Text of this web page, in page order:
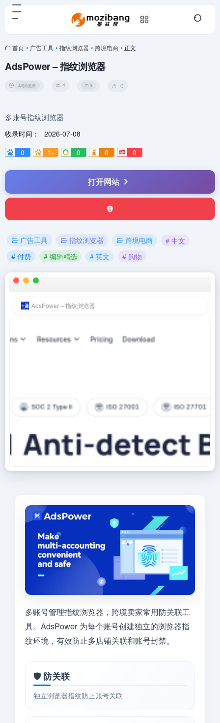
首页 • 广告工具 • 指纹浏览器 • 跨境电商 • 正文
AdsPower – 指纹浏览器
4周前更新 4 0 0
多账号指纹浏览器
收录时间：
2026-07-08
0
1- 0 0 0
打开网站
广告工具 指纹浏览器 跨境电商
# 中文
# 付费
# 编辑精选 # 英文 # 购物
AdsPower – 指纹浏览器
多账号管理指纹浏览器，跨境卖家常用防关联工
具。AdsPower 为每个账号创建独立的浏览器指
纹环境，有效防止多店铺关联和账号封禁。
🛡️ 防关联
独立浏览器指纹防止账号关联